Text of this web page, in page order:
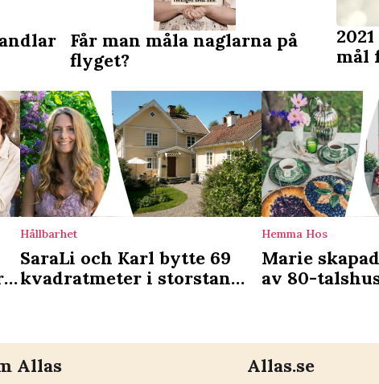
Får man måla naglarna på
flyget?
mål
Hållbarhet
SaraLi och Karl bytte 69
kvadratmeter i storstan
Hemma Hos
Marie
av 80-
Allas Allas.se